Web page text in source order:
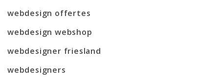
webdesign offertes
webdesign webshop
webdesigner friesland
webdesigners